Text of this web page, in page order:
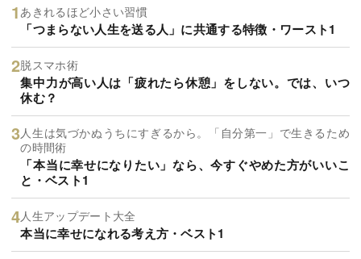
あきれるほど小さい習慣
「つまらない人生を送る人」に共通する特徴・ワースト1
脱スマホ術
集中力が高い人は「疲れたら休憩」をしない。では、いつ
休む？
人生は気づかぬうちにすぎるから。「自分第一」で生きるため
の時間術
「本当に幸せになりたい」なら、今すぐやめた方がいいこ
と・ベスト1
人生アップデート大全
本当に幸せになれる考え方・ベスト1